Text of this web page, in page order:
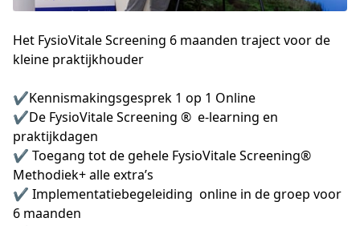
Het FysioVitale Screening 6 maanden traject voor de
kleine praktijkhouder
✔️Kennismakingsgesprek 1 op 1 Online
✔️De FysioVitale Screening ®  e-learning en
praktijkdagen
✔️ Toegang tot de gehele FysioVitale Screening®
Methodiek+ alle extra’s
✔️ Implementatiebegeleiding  online in de groep voor
6 maanden